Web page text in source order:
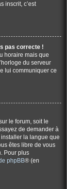
inscrit, c’est
pas correcte !
horaire mais que
du serveur
lui communiquer ce
le forum, soit le
de demander à
installer la langue que
êtes libre de vous
Pour plus
phpBB® (en